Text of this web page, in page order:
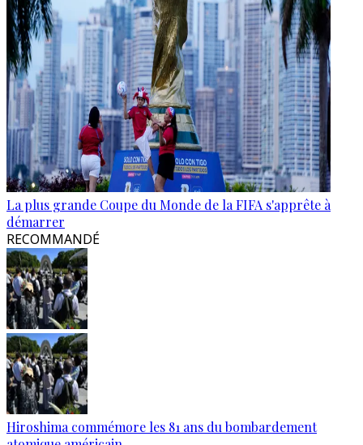
La plus grande Coupe du Monde de la FIFA s'apprête à
démarrer
RECOMMANDÉ
Hiroshima commémore les 81 ans du bombardement